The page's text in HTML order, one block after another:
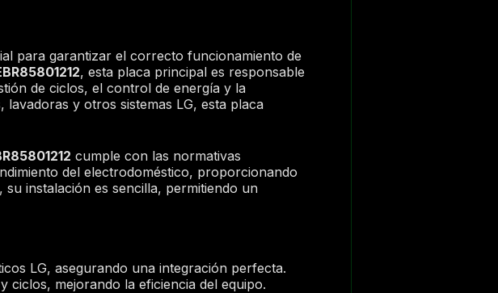
para garantizar el correcto funcionamiento de
, esta placa principal es responsable
de ciclos, el control de energía y la
y otros sistemas LG, esta placa
cumple con las normativas
del electrodoméstico, proporcionando
instalación es sencilla, permitiendo un
LG, asegurando una integración perfecta.
ciclos, mejorando la eficiencia del equipo.